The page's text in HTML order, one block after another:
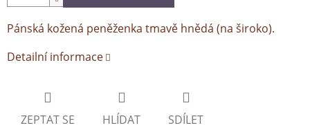
Pánská kožená peněženka tmavě hnědá (na široko).
Detailní informace
ZEPTAT SE HLÍDAT SDÍLET